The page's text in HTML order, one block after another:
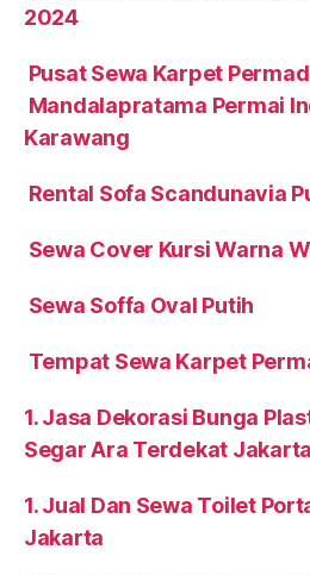
2024
Pusat Sewa Karpet
Mandalapratama Permai
Karawang
Rental Sofa Scandunavia
Sewa Cover Kursi Warna
Sewa Soffa Oval Putih
Tempat Sewa Karpet
1. Jasa Dekorasi Bunga
Segar Ara Terdekat Jakarta
1. Jual Dan Sewa Toilet
Jakarta